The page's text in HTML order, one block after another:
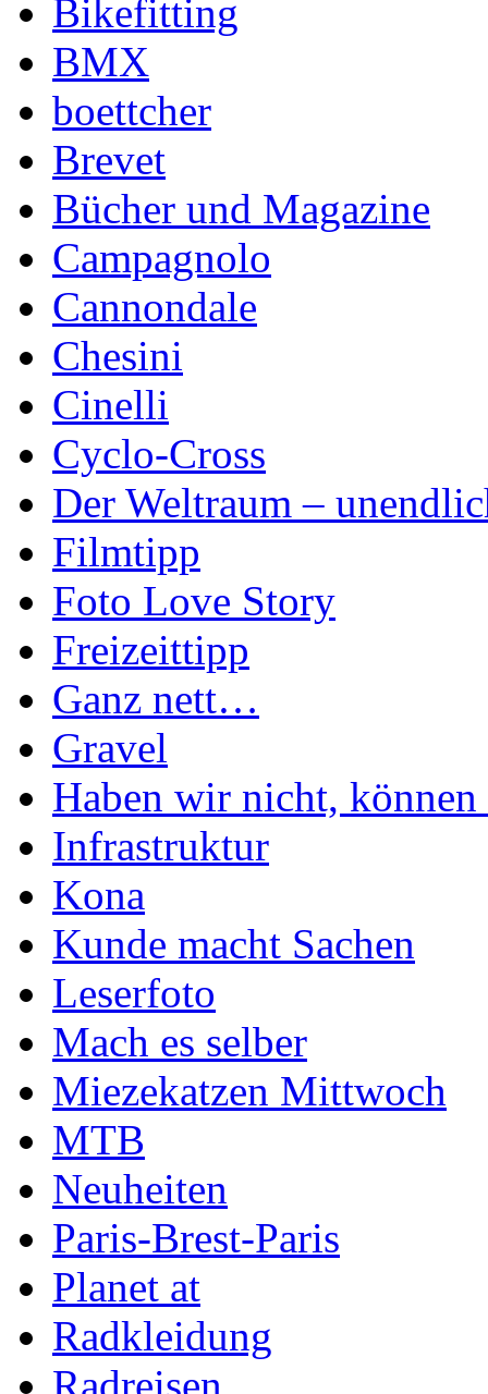
Bikefitting
BMX
boettcher
Brevet
Bücher und Magazine
Campagnolo
Cannondale
Chesini
Cinelli
Cyclo-Cross
Der Weltraum –
Filmtipp
Foto Love Story
Freizeittipp
Ganz nett…
Gravel
Haben wir nicht,
Infrastruktur
Kona
Kunde macht Sachen
Leserfoto
Mach es selber
Miezekatzen Mittwoch
MTB
Neuheiten
Paris-Brest-Paris
Planet at
Radkleidung
Radreisen